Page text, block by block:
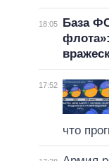
18:05
База
17:52
что